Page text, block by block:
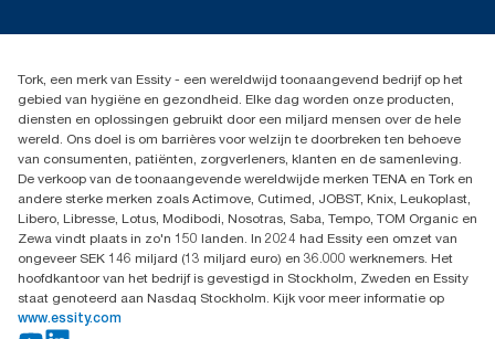
Dispenserklacht
02 766 05 30
Essity Belgium NV
Berkenlaan 8B
1831 MACHELEN
Tork, een merk van Essity - een wereldwijd toonaangevend bedrijf op het
gebied van hygiëne en gezondheid. Elke dag worden onze producten,
diensten en oplossingen gebruikt door een miljard mensen over de hele
wereld. Ons doel is om barrières voor welzijn te doorbreken ten behoeve
van consumenten, patiënten, zorgverleners, klanten en de samenleving.
De verkoop van de toonaangevende wereldwijde merken TENA en Tork en
andere sterke merken zoals Actimove, Cutimed, JOBST, Knix, Leukoplast,
Libero, Libresse, Lotus, Modibodi, Nosotras, Saba, Tempo, TOM Organic en
Zewa vindt plaats in zo'n 150 landen. In 2024 had Essity een omzet van
ongeveer SEK 146 miljard (13 miljard euro) en 36.000 werknemers. Het
hoofdkantoor van het bedrijf is gevestigd in Stockholm, Zweden en Essity
staat genoteerd aan Nasdaq Stockholm. Kijk voor meer informatie op
www.essity.com